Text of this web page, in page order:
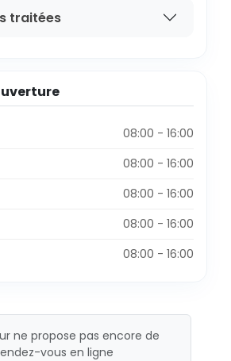
traitées
08:00 - 16:00
08:00 - 16:00
08:00 - 16:00
08:00 - 16:00
08:00 - 16:00
ne propose pas encore de
vous en ligne